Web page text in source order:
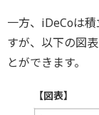
一方、iDeCoは
すが、以下の図
とができます。
【図表】